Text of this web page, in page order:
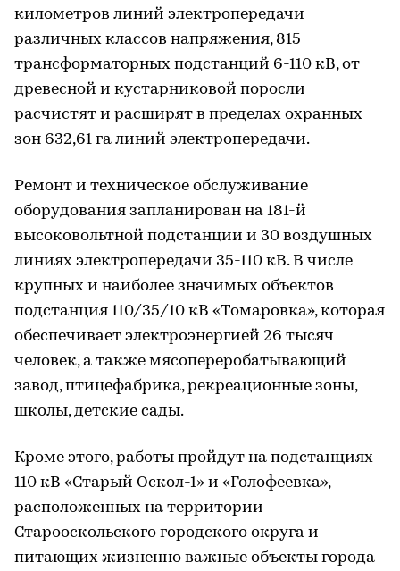
километров линий электропередачи
различных классов напряжения, 815
трансформаторных подстанций 6-110 кВ, от
древесной и кустарниковой поросли
расчистят и расширят в пределах охранных
зон 632,61 га линий электропередачи.
Ремонт и техническое обслуживание
оборудования запланирован на 181-й
высоковольтной подстанции и 30 воздушных
линиях электропередачи 35-110 кВ. В числе
крупных и наиболее значимых объектов
подстанция 110/35/10 кВ «Томаровка», которая
обеспечивает электроэнергией 26 тысяч
человек, а также мясопереробатывающий
завод, птицефабрика, рекреационные зоны,
школы, детские сады.
Кроме этого, работы пройдут на подстанциях
110 кВ «Старый Оскол-1» и «Голофеевка»,
расположенных на территории
Старооскольского городского округа и
питающих жизненно важные объекты города